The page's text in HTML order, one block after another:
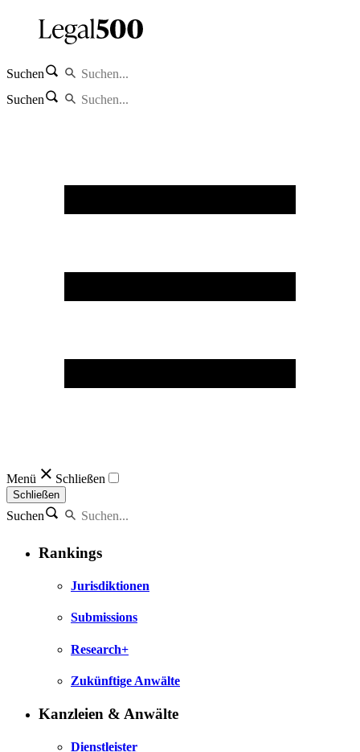
Suchen
Suchen
Menü Schließen
Schließen
Suchen
Rankings
Jurisdiktionen
Submissions
Research+
Zukünftige Anwälte
Kanzleien & Anwälte
Dienstleister